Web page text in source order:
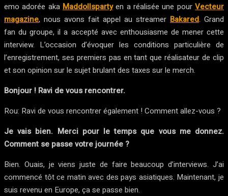
emo adorée aka Maddollspartyen a réalisée une pour Vecteur
magazine, nous avons fait appel au streamer Bakared. Grand
fan du groupe, il a accepté avec enthousiasme de mener cette
interview. L’occasion d’évoquer les conditions particulière de
l’enregistrement, ses premiers pas en tant que réalisateur de clip
et son opinion sur le sujet brulant des taxes sur le merch.
Bonjour ! Ravi de vous rencontrer.
Rou: Ravi de vous rencontrer également ! Comment allez-vous ?
Je vais bien. Merci pour le temps que vous me donnez.
Comment se passe votre journée ?
Bien. Ouais, je viens juste de faire beaucoup d’interviews. J’ai
commencé tôt ce matin avec des pays asiatiques. Maintenant, je
suis revenu en Europe, ça se passe bien.